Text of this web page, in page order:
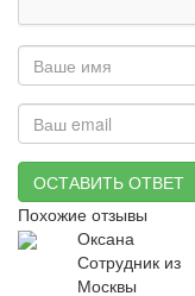
ОСТАВИТЬ ОТВЕТ
Похожие отзывы
Оксана
Сотрудник из
Москвы